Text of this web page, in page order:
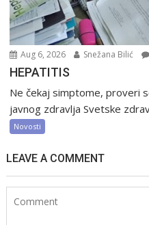
Aug 6, 2026 Snežana Bilić
HEPATITIS
Ne čekaj simptome, proveri
javnog zdravlja Svetske
Novosti
LEAVE A COMMENT